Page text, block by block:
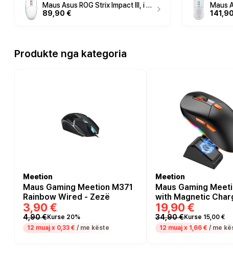
Maus Asus ROG Strix Impact III, i bardhë
89,90 €
Produkte nga kategoria
Meetion
Maus Gaming Meetion M371
Rainbow Wired - Zezë
3,90 €
4,90 €Kurse 20%
12 muaj x 0,33 € / me këste
Meetion
Maus Gaming
with Magnetic
- Zezë
19,90 €
34,90 €Kurse 15,00 €
12 muaj x 1,66 € / me